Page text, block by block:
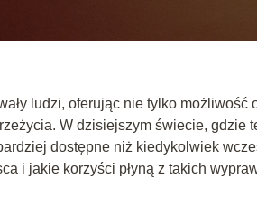
ludzi, oferując nie tylko
W dzisiejszym świecie, gdzie
dostępne niż kiedykolwiek
i jakie korzyści płyną z takich